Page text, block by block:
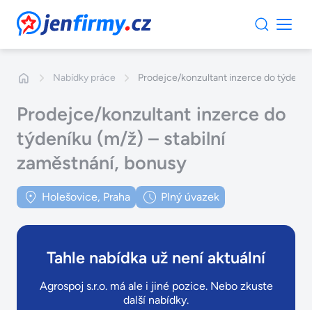
JenFirmy.cz
Nabídky práce Prodejce/konzultant inzerce do
Prodejce/konzultant inzerce do
týdeníku (m/ž) – stabilní
zaměstnání, bonusy
Holešovice, Praha Plný úvazek
Tahle nabídka už není aktuální
Agrospoj s.r.o. má ale i jiné pozice. Nebo zkuste
další nabídky.